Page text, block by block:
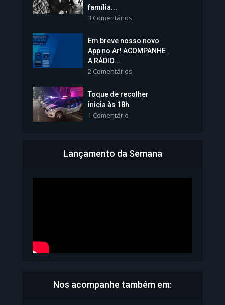
Vice-Prefeita Sheila Lemos
tomará posse nesta...
1.101 Modos de exibição
Bahia inicia emissão da
família...
3 Comentários
Em breve nosso novo
App no Ar! ACOMPANHE
A RÁDIO...
2 Comentários
Toque de recolher
inicia às 18h
1 Comentário
Lançamento da Semana
Nos acompanhe também em: